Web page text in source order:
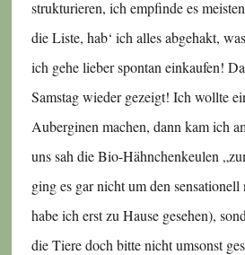
strukturieren, ich empfinde es
die Liste, hab‘ ich alles abgehakt,
ich gehe lieber spontan einkaufen!
Samstag wieder gezeigt! Ich wollte
Auberginen machen, dann kam ich
uns sah die Bio-Hähnchenkeulen
ging es gar nicht um den sensationell
habe ich erst zu Hause gesehen),
die Tiere doch bitte nicht umsonst